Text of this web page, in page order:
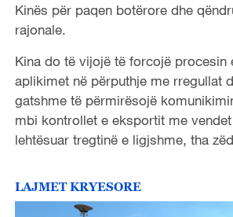
Kinës për paqen botërore dhe
rajonale.
Kina do të vijojë të forcojë procesin
aplikimet në përputhje me rregullat
gatshme të përmirësojë
mbi kontrollet e eksportit me
lehtësuar tregtinë e ligjshme, tha
LAJMET KRYESORE